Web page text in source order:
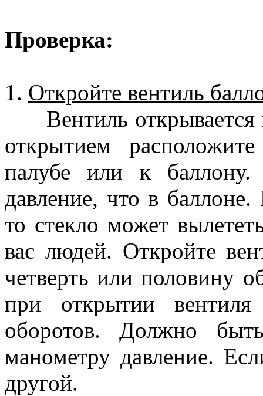
Проверка:
1. Откройте вентиль
Вентиль открывается
открытием
палубе или к
давление, что в
то стекло может
вас людей. Откройте
четверть или половину
при открытии
оборотов. Должно
манометру давление.
другой.